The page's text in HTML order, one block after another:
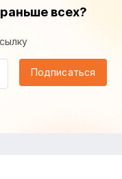
всех?
Подписаться